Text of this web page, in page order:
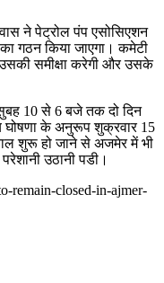
ने पेट्रोल पंप एसोसिएशन
गठन किया जाएगा। कमेटी
समीक्षा करेगी और उसके
10 से 6 बजे तक दो दिन
के अनुरूप शुक्रवार 15
शुरू हो जाने से अजमेर में भी
उठानी पडी।
remain-closed-in-ajmer-